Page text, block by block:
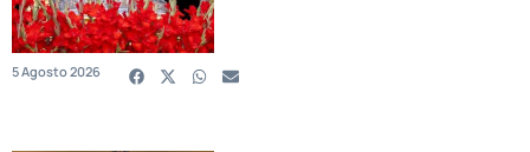
5 Agosto 2026